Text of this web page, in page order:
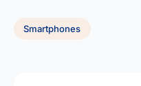
Smartphones